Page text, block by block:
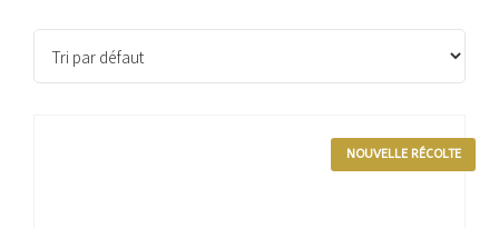
NOUVELLE RÉCOLTE